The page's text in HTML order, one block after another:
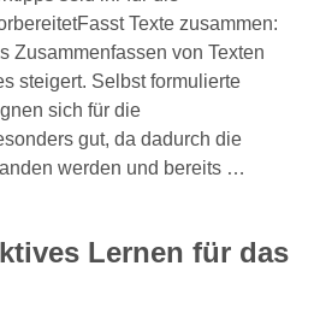
Texte zusammen:
Zusammenfassen von Texten
steigert. Selbst formulierte
sich für die
gut, da dadurch die
werden und bereits …
Lernen für das